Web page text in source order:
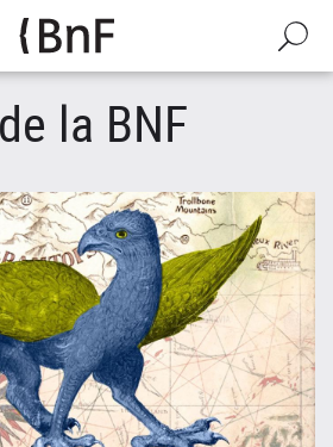
Recherche
la BNF